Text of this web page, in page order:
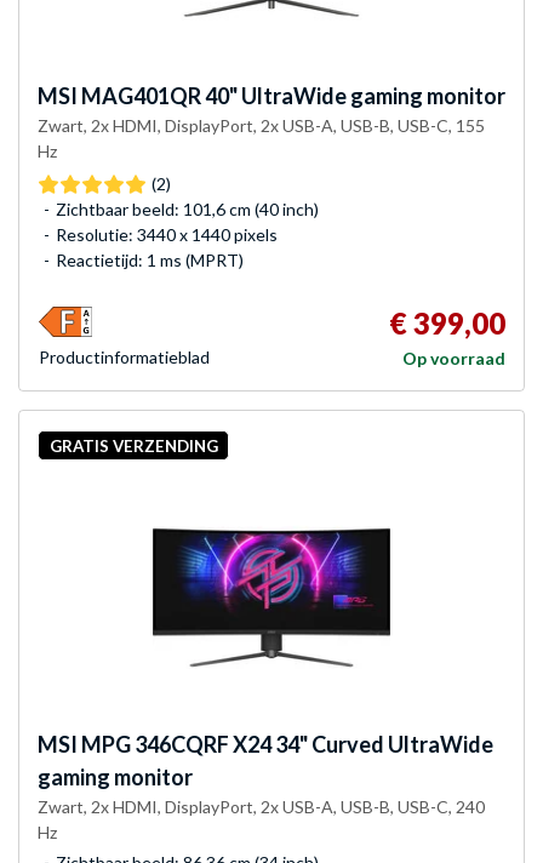
MSI MAG401QR 40" UltraWide gaming monitor
Zwart, 2x HDMI, DisplayPort, 2x USB-A, USB-B, USB-C, 155
Hz
(2)
Zichtbaar beeld: 101,6 cm (40 inch)
Resolutie: 3440 x 1440 pixels
Reactietijd: 1 ms (MPRT)
€ 399,00
Op voorraad
Product­informatieblad
GRATIS VERZENDING
MSI MPG 346CQRF X24 34" Curved UltraWide
gaming monitor
Zwart, 2x HDMI, DisplayPort, 2x USB-A, USB-B, USB-C, 240
Hz